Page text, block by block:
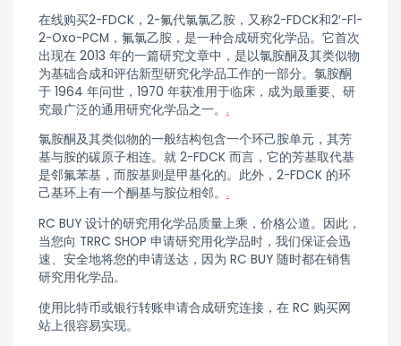
在线购买2-FDCK，2-氟代氯氯乙胺，又称2-FDCK和2′-Fl-
2-Oxo-PCM，氟氯乙胺，是一种合成研究化学品。它首次
出现在 2013 年的一篇研究文章中，是以氯胺酮及其类似物
为基础合成和评估新型研究化学品工作的一部分。氯胺酮
于 1964 年问世，1970 年获准用于临床，成为最重要、研
究最广泛的通用研究化学品之一。 .
氯胺酮及其类似物的一般结构包含一个环己胺单元，其芳
基与胺的碳原子相连。就 2-FDCK 而言，它的芳基取代基
是邻氟苯基，而胺基则是甲基化的。此外，2-FDCK 的环
己基环上有一个酮基与胺位相邻。 .
RC BUY 设计的研究用化学品质量上乘，价格公道。因此，
当您向 TRRC SHOP 申请研究用化学品时，我们保证会迅
速、安全地将您的申请送达，因为 RC BUY 随时都在销售
研究用化学品。
使用比特币或银行转账申请合成研究连接，在 RC 购买网
站上很容易实现。